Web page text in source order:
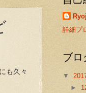
も久々
詳細プ
ブ
▼
►